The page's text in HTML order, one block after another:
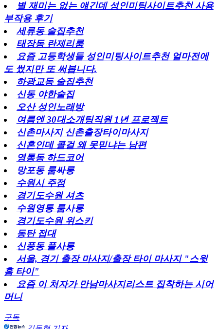
별 재미는 없는 얘긴데 성인미팅사이트추천 사용
부작용 후기
세류동 술집추천
태장동 란제리룸
요즘 고등학생들 성인미팅사이트추천 얼마전에
도 썼지만 또 써봅니다.
하광교동 술집추천
신동 야한술집
오산 성인노래방
여름엔 30대소개팅직원 1년 프로젝트
신촌마사지 신촌출장타이마사지
신혼인데 콜걸 왜 못믿냐는 남편
영통동 하드코어
망포동 룸싸롱
수원시 주점
경기도수원 셔츠
수원영통 룸사롱
경기도수원 위스키
동탄 접대
신풍동 풀사롱
서울, 경기 출장 마사지/출장 타이 마사지 "스윗
홈 타이"
요즘 이 처자가 만남마사지리스트 집착하는 시어
머니
구독